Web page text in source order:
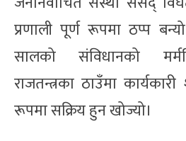
प्रणाली पूर्ण रूपमा ठप्प
सालको संविधानको
राजतन्त्रका ठाउँमा
रूपमा सक्रिय हुन खोज्यो।